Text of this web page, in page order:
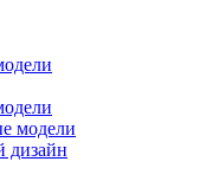
модели
дизайн